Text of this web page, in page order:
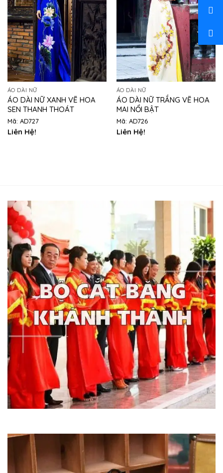
ÁO DÀI NỮ
ÁO DÀI NỮ XANH VẼ HOA
SEN THANH THOÁT
Mã: AD727
Liên Hệ!
ÁO DÀI NỮ
ÁO DÀI NỮ TRẮNG VẼ HOA
MAI NỔI BẬT
Mã: AD726
Liên Hệ!